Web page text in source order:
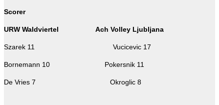
Scorer
URW Waldviertel Ach Volley Ljubljana
Szarek 11 Vucicevic 17
Bornemann 10 Pokersnik 11
De Vries 7 Okroglic 8